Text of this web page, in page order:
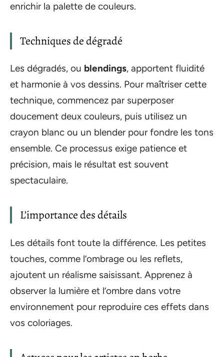
enrichir la palette de couleurs.
Techniques de dégradé
Les dégradés, ou blendings, apportent fluidité
et harmonie à vos dessins. Pour maîtriser cette
technique, commencez par superposer
doucement deux couleurs, puis utilisez un
crayon blanc ou un blender pour fondre les tons
ensemble. Ce processus exige patience et
précision, mais le résultat est souvent
spectaculaire.
L’importance des détails
Les détails font toute la différence. Les petites
touches, comme l’ombrage ou les reflets,
ajoutent un réalisme saisissant. Apprenez à
observer la lumière et l’ombre dans votre
environnement pour reproduire ces effets dans
vos coloriages.